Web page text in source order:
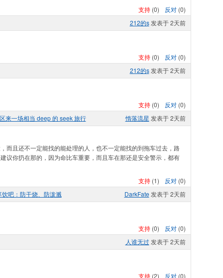
支持(0) 反对(0)
212的s 发表于 2天前
支持(0) 反对(0)
212的s 发表于 2天前
支持(0) 反对(0)
惰落流星 发表于 2天前
来一场相当 deep 的 seek 旅行
而且还不一定能找的能处理的人，也不一定能找的到拖车过去，路
议你扔在那的，因为命比车重要，而且车在那还是安全警示，都有
支持(1) 反对(0)
DarkFate 发表于 2天前
吧：防干烧、防泼溅
支持(0) 反对(0)
人谁无过 发表于 2天前
支持(2) 反对(0)